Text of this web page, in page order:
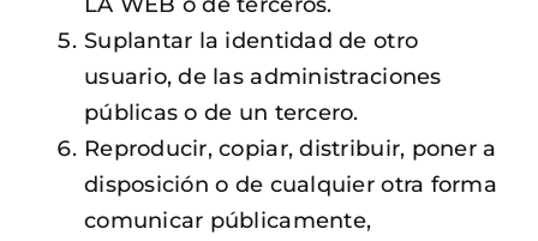
Suplantar la identidad de otro
usuario, de las administraciones
públicas o de un tercero.
Reproducir, copiar, distribuir, poner a
disposición o de cualquier otra forma
comunicar públicamente,